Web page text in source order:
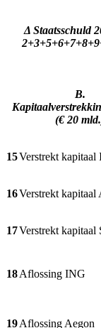
Δ Staatsschuld
B.
(€ 20
15Verstrekt kapitaal
16Verstrekt kapitaal
17Verstrekt kapitaal
18Aflossing ING
19Aflossing Aegon